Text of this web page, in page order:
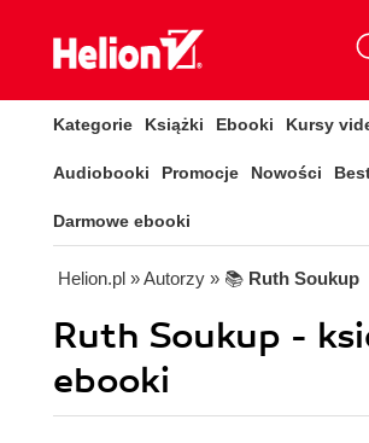
Kategorie Książki Ebooki Kursy
Audiobooki Promocje Nowości
Darmowe ebooki
Helion.pl » Autorzy » 📚 Ruth Soukup
Ruth Soukup -
ebooki